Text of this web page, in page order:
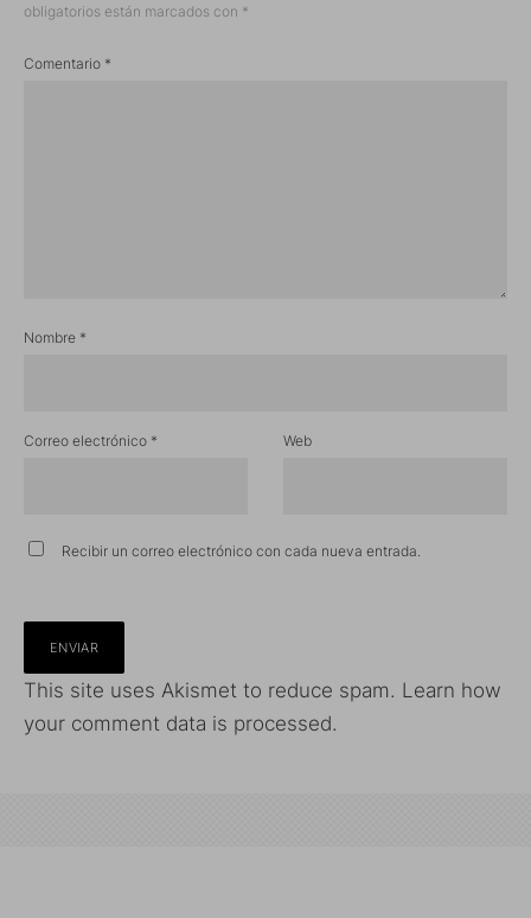
obligatorios están marcados con *
Comentario *
Nombre *
Correo electrónico * Web
Recibir un correo electrónico con cada nueva entrada.
This site uses Akismet to reduce spam. Learn how
your comment data is processed.